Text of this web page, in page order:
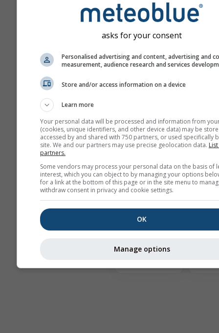
Prognoza tworzona jest
użyciu modeli
różnymi parametrami
początkowymi, aby
oszacować
Prognoza
sezonowa
Astronomy
asks for your consent
Personalised advertising and content, advertising and
measurement, audience research and services
Store and/or access information on a device
Learn more
Your personal data will be processed and information from
(cookies, unique identifiers, and other device data) may be
accessed by and shared with 750 partners, or used specifically
site. We and our partners may use precise geolocation data.
partners.
Some vendors may process your personal data on the basis of
interest, which you can object to by managing your options
for a link at the bottom of this page or in the site menu to
withdraw consent in privacy and cookie settings.
OK
Manage options